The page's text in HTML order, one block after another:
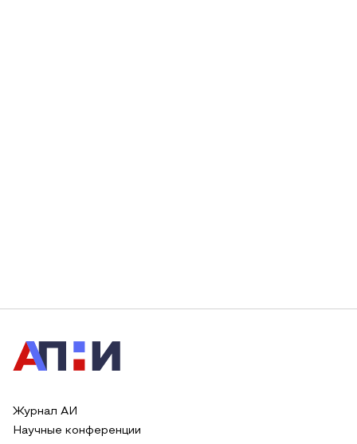
Журнал АИ
Научные конференции